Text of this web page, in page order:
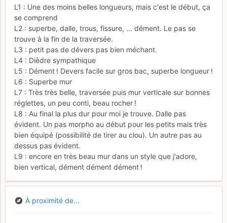
L1 : Une des moins belles longueurs, mais c'est le début, ça
se comprend
L2 : superbe, dalle, trous, fissure, ... dément. Le pas se
trouve à la fin de la traversée.
L3 : petit pas de dévers pas bien méchant.
L4 : Dièdre sympathique
L5 : Dément ! Devers facile sur gros bac, superbe longueur !
L6 : Superbe mur
L7 : Très très belle, traversée puis mur verticale sur bonnes
réglettes, un peu conti, beau rocher !
L8 : Au final la plus dur pour moi je trouve. Dalle pas
évident. Un pas morpho au début pour les petits mais très
bien équipé (possibilité de tirer au clou). Un autre pas au
dessus pas évident.
L9 : encore en très beau mur dans un style que j'adore,
bien vertical, dément dément dément !
À proximité de...